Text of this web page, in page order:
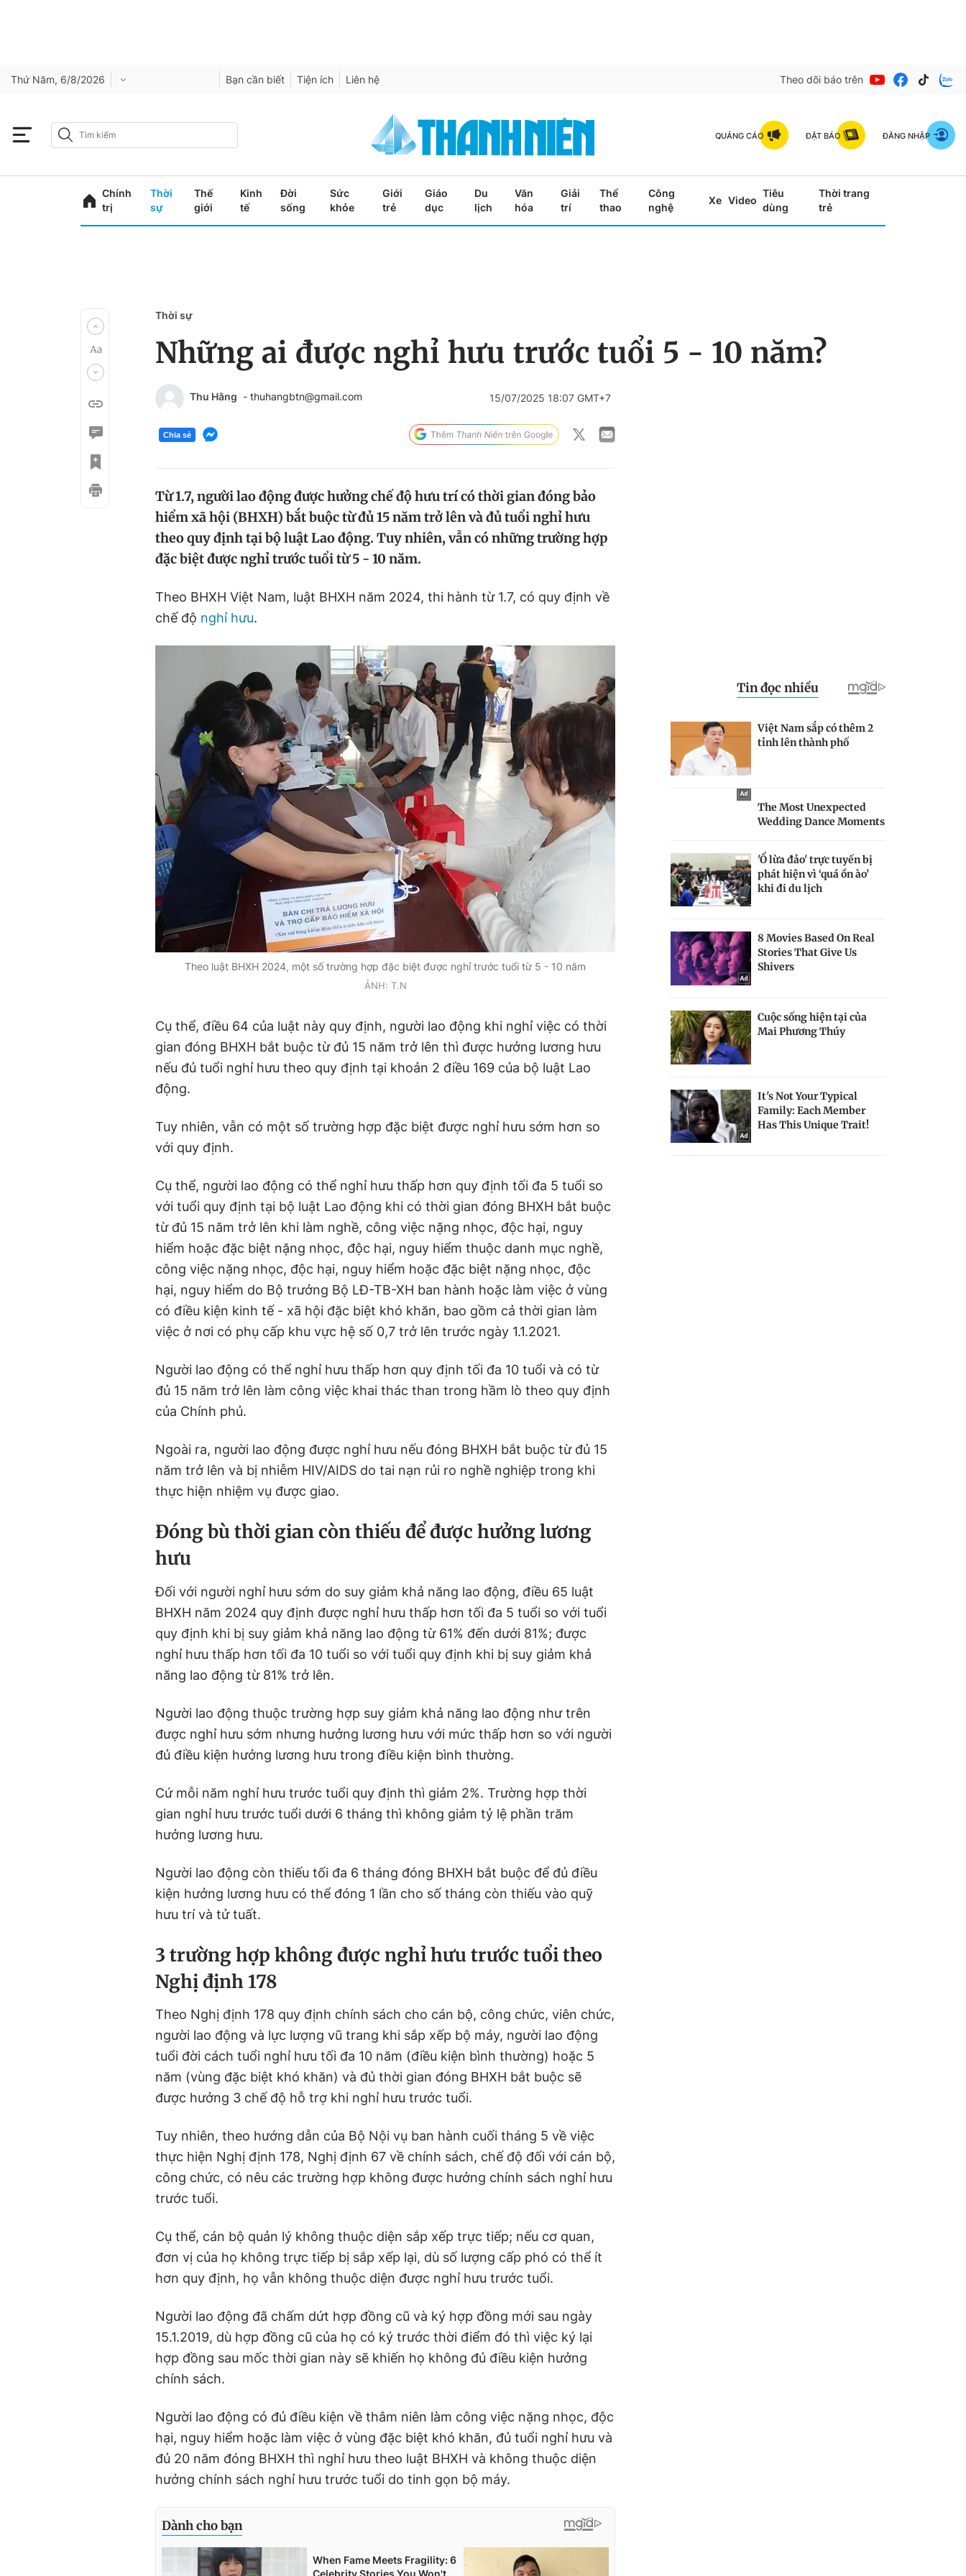
Thứ Năm, 6/8/2026 Bạn cần biết Tiện ích Liên hệ Theo dõi báo trên
QUẢNG CÁO ĐẶT BÁO ĐĂNG NHẬP
Chính
trị
Thời
sự
Thế
giới
Kinh
tế
Đời
sống
Sức
khỏe
Giới
trẻ
Giáo
dục
Du
lịch
Văn
hóa
Giải
trí
Thể
thao
Công
nghệ
Xe Video
Tiêu
dùng
Thời trang
trẻ
Thời sự
Những ai được nghỉ hưu trước tuổi 5 - 10 năm?
Thu Hằng - thuhangbtn@gmail.com 15/07/2025 18:07 GMT+7
Chia sẻ
Từ 1.7, người lao động được hưởng chế độ hưu trí có thời gian đóng bảo
hiểm xã hội (BHXH) bắt buộc từ đủ 15 năm trở lên và đủ tuổi nghỉ hưu
theo quy định tại bộ luật Lao động. Tuy nhiên, vẫn có những trường hợp
đặc biệt được nghỉ trước tuổi từ 5 - 10 năm.
Theo BHXH Việt Nam, luật BHXH năm 2024, thi hành từ 1.7, có quy định về
chế độ nghỉ hưu.
Theo luật BHXH 2024, một số trường hợp đặc biệt được nghỉ trước tuổi từ 5 - 10 năm
ẢNH: T.N
Cụ thể, điều 64 của luật này quy định, người lao động khi nghỉ việc có thời
gian đóng BHXH bắt buộc từ đủ 15 năm trở lên thì được hưởng lương hưu
nếu đủ tuổi nghỉ hưu theo quy định tại khoản 2 điều 169 của bộ luật Lao
động.
Tuy nhiên, vẫn có một số trường hợp đặc biệt được nghỉ hưu sớm hơn so
với quy định.
Cụ thể, người lao động có thể nghỉ hưu thấp hơn quy định tối đa 5 tuổi so
với tuổi quy định tại bộ luật Lao động khi có thời gian đóng BHXH bắt buộc
từ đủ 15 năm trở lên khi làm nghề, công việc nặng nhọc, độc hại, nguy
hiểm hoặc đặc biệt nặng nhọc, độc hại, nguy hiểm thuộc danh mục nghề,
công việc nặng nhọc, độc hại, nguy hiểm hoặc đặc biệt nặng nhọc, độc
hại, nguy hiểm do Bộ trưởng Bộ LĐ-TB-XH ban hành hoặc làm việc ở vùng
có điều kiện kinh tế - xã hội đặc biệt khó khăn, bao gồm cả thời gian làm
việc ở nơi có phụ cấp khu vực hệ số 0,7 trở lên trước ngày 1.1.2021.
Người lao động có thể nghỉ hưu thấp hơn quy định tối đa 10 tuổi và có từ
đủ 15 năm trở lên làm công việc khai thác than trong hầm lò theo quy định
của Chính phủ.
Ngoài ra, người lao động được nghỉ hưu nếu đóng BHXH bắt buộc từ đủ 15
năm trở lên và bị nhiễm HIV/AIDS do tai nạn rủi ro nghề nghiệp trong khi
thực hiện nhiệm vụ được giao.
Đóng bù thời gian còn thiếu để được hưởng lương
hưu
Đối với người nghỉ hưu sớm do suy giảm khả năng lao động, điều 65 luật
BHXH năm 2024 quy định được nghỉ hưu thấp hơn tối đa 5 tuổi so với tuổi
quy định khi bị suy giảm khả năng lao động từ 61% đến dưới 81%; được
nghỉ hưu thấp hơn tối đa 10 tuổi so với tuổi quy định khi bị suy giảm khả
năng lao động từ 81% trở lên.
Người lao động thuộc trường hợp suy giảm khả năng lao động như trên
được nghỉ hưu sớm nhưng hưởng lương hưu với mức thấp hơn so với người
đủ điều kiện hưởng lương hưu trong điều kiện bình thường.
Cứ mỗi năm nghỉ hưu trước tuổi quy định thì giảm 2%. Trường hợp thời
gian nghỉ hưu trước tuổi dưới 6 tháng thì không giảm tỷ lệ phần trăm
hưởng lương hưu.
Người lao động còn thiếu tối đa 6 tháng đóng BHXH bắt buộc để đủ điều
kiện hưởng lương hưu có thể đóng 1 lần cho số tháng còn thiếu vào quỹ
hưu trí và tử tuất.
3 trường hợp không được nghỉ hưu trước tuổi theo
Nghị định 178
Theo Nghị định 178 quy định chính sách cho cán bộ, công chức, viên chức,
người lao động và lực lượng vũ trang khi sắp xếp bộ máy, người lao động
tuổi đời cách tuổi nghỉ hưu tối đa 10 năm (điều kiện bình thường) hoặc 5
năm (vùng đặc biệt khó khăn) và đủ thời gian đóng BHXH bắt buộc sẽ
được hưởng 3 chế độ hỗ trợ khi nghỉ hưu trước tuổi.
Tuy nhiên, theo hướng dẫn của Bộ Nội vụ ban hành cuối tháng 5 về việc
thực hiện Nghị định 178, Nghị định 67 về chính sách, chế độ đối với cán bộ,
công chức, có nêu các trường hợp không được hưởng chính sách nghỉ hưu
trước tuổi.
Cụ thể, cán bộ quản lý không thuộc diện sắp xếp trực tiếp; nếu cơ quan,
đơn vị của họ không trực tiếp bị sắp xếp lại, dù số lượng cấp phó có thể ít
hơn quy định, họ vẫn không thuộc diện được nghỉ hưu trước tuổi.
Người lao động đã chấm dứt hợp đồng cũ và ký hợp đồng mới sau ngày
15.1.2019, dù hợp đồng cũ của họ có ký trước thời điểm đó thì việc ký lại
hợp đồng sau mốc thời gian này sẽ khiến họ không đủ điều kiện hưởng
chính sách.
Người lao động có đủ điều kiện về thâm niên làm công việc nặng nhọc, độc
hại, nguy hiểm hoặc làm việc ở vùng đặc biệt khó khăn, đủ tuổi nghỉ hưu và
đủ 20 năm đóng BHXH thì nghỉ hưu theo luật BHXH và không thuộc diện
hưởng chính sách nghỉ hưu trước tuổi do tinh gọn bộ máy.